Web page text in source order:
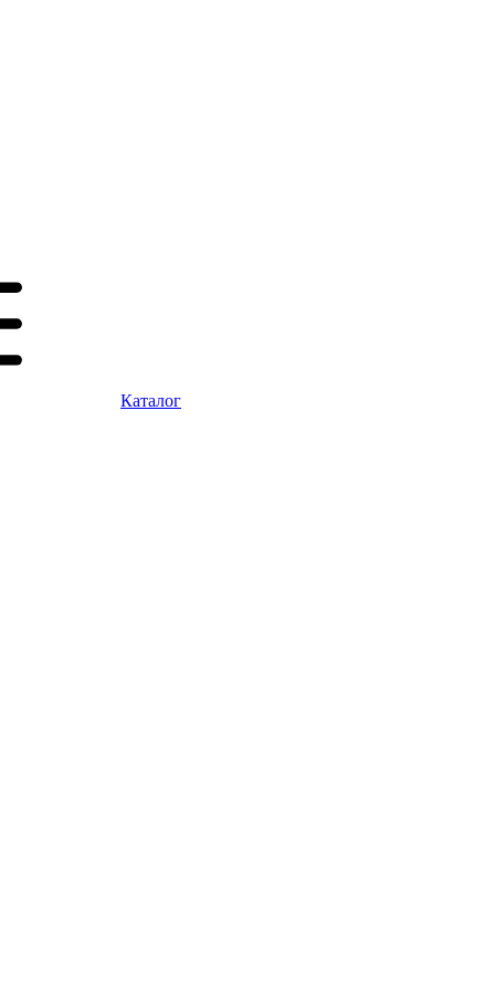
Каталог